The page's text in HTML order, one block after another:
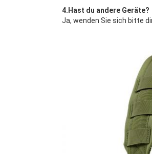
4. Hast du andere Geräte?
Ja, wenden Sie sich bitte